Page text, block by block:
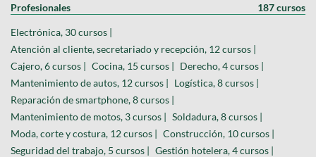
Profesionales 187 cursos
Electrónica, 30 cursos |
Atención al cliente, secretariado y recepción, 12 cursos |
Cajero, 6 cursos | Cocina, 15 cursos | Derecho, 4 cursos |
Mantenimiento de autos, 12 cursos | Logística, 8 cursos |
Reparación de smartphone, 8 cursos |
Mantenimiento de motos, 3 cursos | Soldadura, 8 cursos |
Moda, corte y costura, 12 cursos | Construcción, 10 cursos |
Seguridad del trabajo, 5 cursos | Gestión hotelera, 4 cursos |